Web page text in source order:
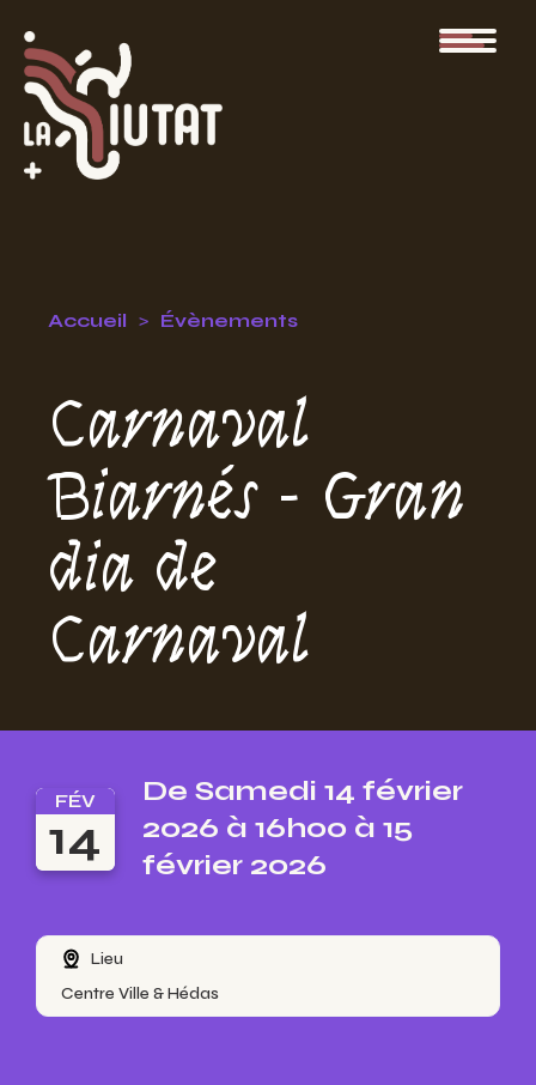
Accueil Évènements
Carnaval
Biarnés - Gran
dia de
Carnaval
FÉV
14
De Samedi 14 février
2026 à 16h00 à 15
février 2026
Lieu
Centre Ville & Hédas